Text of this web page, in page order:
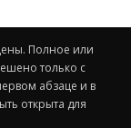
Полное или
только с
абзаце и в
открыта для